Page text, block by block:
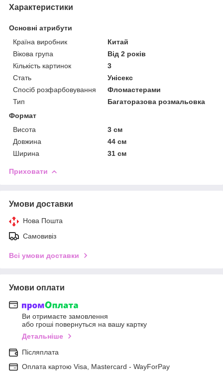
Характеристики
Основні атрибути
Країна виробник
Китай
Вікова група
Від 2 років
Кількість картинок
3
Стать
Унісекс
Спосіб розфарбовування
Фломастерами
Тип
Багаторазова розмальовка
Формат
Висота
3 см
Довжина
44 см
Ширина
31 см
Приховати
Умови доставки
Нова Пошта
Самовивіз
Всі умови доставки
Умови оплати
Ви отримаєте замовлення
або гроші повернуться на вашу картку
Детальніше
Післяплата
Оплата картою Visa, Mastercard - WayForPay